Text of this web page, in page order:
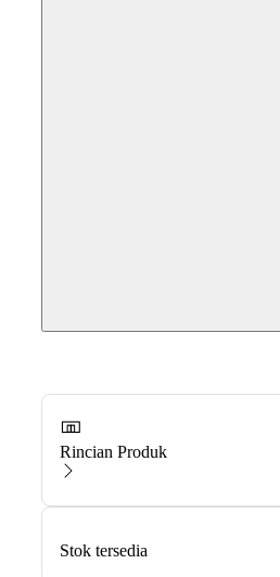
Rincian Produk
Stok tersedia